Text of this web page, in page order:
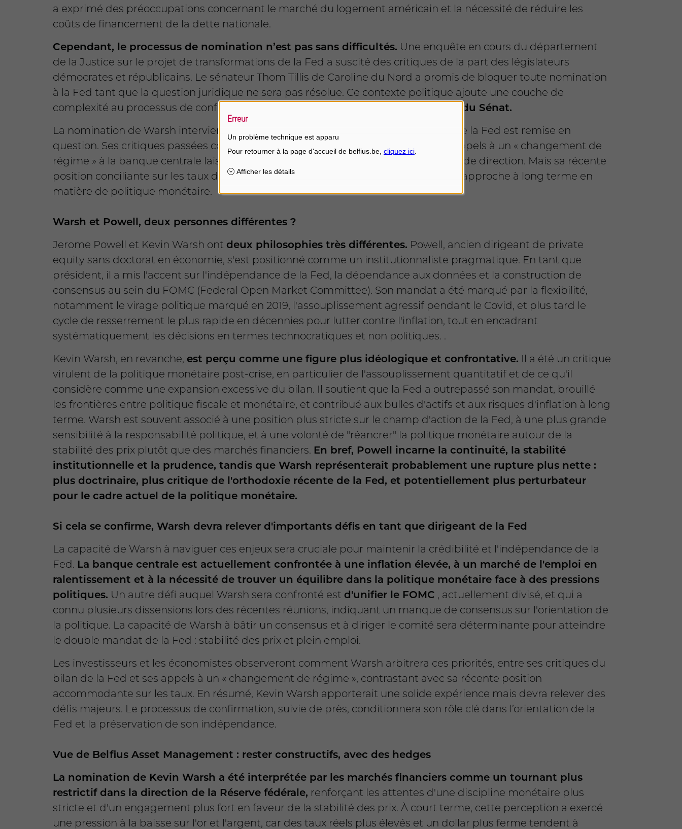
a exprimé des préoccupations concernant le marché du logement américain et la nécessité de réduire les
coûts de financement de la dette nationale.
Cependant, le processus de nomination n’est pas sans difficultés. Une enquête en cours du département
de la Justice sur le projet de transformations de la Fed a suscité des critiques de la part des législateurs
démocrates et républicains. Le sénateur Thom Tillis de Caroline du Nord a promis de bloquer toute nomination
à la Fed tant que la question juridique ne sera pas résolue. Ce contexte politique ajoute une couche de
complexité au processus de confirmation de Warsh,
qui nécessite l’approbation du Sénat.
La nomination de Warsh intervient également à un moment où l’indépendance de la Fed est remise en
question. Ses critiques passées concernant l’expansion du bilan de la Fed et ses appels à un « changement de
régime » à la banque centrale laissent entrevoir un possible changement de code de direction. Mais sa récente
position conciliante sur les taux d’intérêt a soulevé des interrogations quant à son approche à long terme en
matière de politique monétaire.
Warsh et Powell, deux personnes différentes ?
Jerome Powell et Kevin Warsh ont deux philosophies très différentes. Powell, ancien dirigeant de private
equity sans doctorat en économie, s'est positionné comme un institutionnaliste pragmatique. En tant que
président, il a mis l'accent sur l'indépendance de la Fed, la dépendance aux données et la construction de
consensus au sein du FOMC (Federal Open Market Committee). Son mandat a été marqué par la flexibilité,
notamment le virage politique marqué en 2019, l'assouplissement agressif pendant le Covid, et plus tard le
cycle de resserrement le plus rapide en décennies pour lutter contre l'inflation, tout en encadrant
systématiquement les décisions en termes technocratiques et non politiques. .
Kevin Warsh, en revanche, est perçu comme une figure plus idéologique et confrontative. Il a été un critique
virulent de la politique monétaire post-crise, en particulier de l'assouplissement quantitatif et de ce qu'il
considère comme une expansion excessive du bilan. Il soutient que la Fed a outrepassé son mandat, brouillé
les frontières entre politique fiscale et monétaire, et contribué aux bulles d'actifs et aux risques d'inflation à long
terme. Warsh est souvent associé à une position plus stricte sur le champ d'action de la Fed, à une plus grande
sensibilité à la responsabilité politique, et à une volonté de "réancrer" la politique monétaire autour de la
stabilité des prix plutôt que des marchés financiers. En bref, Powell incarne la continuité, la stabilité
institutionnelle et la prudence, tandis que Warsh représenterait probablement une rupture plus nette :
plus doctrinaire, plus critique de l'orthodoxie récente de la Fed, et potentiellement plus perturbateur
pour le cadre actuel de la politique monétaire.
Si cela se confirme, Warsh devra relever d'importants défis en tant que dirigeant de la Fed
La capacité de Warsh à naviguer ces enjeux sera cruciale pour maintenir la crédibilité et l'indépendance de la
Fed. La banque centrale est actuellement confrontée à une inflation élevée, à un marché de l'emploi en
ralentissement et à la nécessité de trouver un équilibre dans la politique monétaire face à des pressions
politiques. Un autre défi auquel Warsh sera confronté est d'unifier le FOMC , actuellement divisé, et qui a
connu plusieurs dissensions lors des récentes réunions, indiquant un manque de consensus sur l'orientation de
la politique. La capacité de Warsh à bâtir un consensus et à diriger le comité sera déterminante pour atteindre
le double mandat de la Fed : stabilité des prix et plein emploi.
Les investisseurs et les économistes observeront comment Warsh arbitrera ces priorités, entre ses critiques du
bilan de la Fed et ses appels à un « changement de régime », contrastant avec sa récente position
accommodante sur les taux. En résumé, Kevin Warsh apporterait une solide expérience mais devra relever des
défis majeurs. Le processus de confirmation, suivie de près, conditionnera son rôle clé dans l’orientation de la
Fed et la préservation de son indépendance.
Vue de Belfius Asset Management : rester constructifs, avec des hedges
La nomination de Kevin Warsh a été interprétée par les marchés financiers comme un tournant plus
restrictif dans la direction de la Réserve fédérale, renforçant les attentes d'une discipline monétaire plus
stricte et d'un engagement plus fort en faveur de la stabilité des prix. À court terme, cette perception a exercé
une pression à la baisse sur l'or et l'argent, car des taux réels plus élevés et un dollar plus ferme tendent à
Erreur
Un problème technique est apparu